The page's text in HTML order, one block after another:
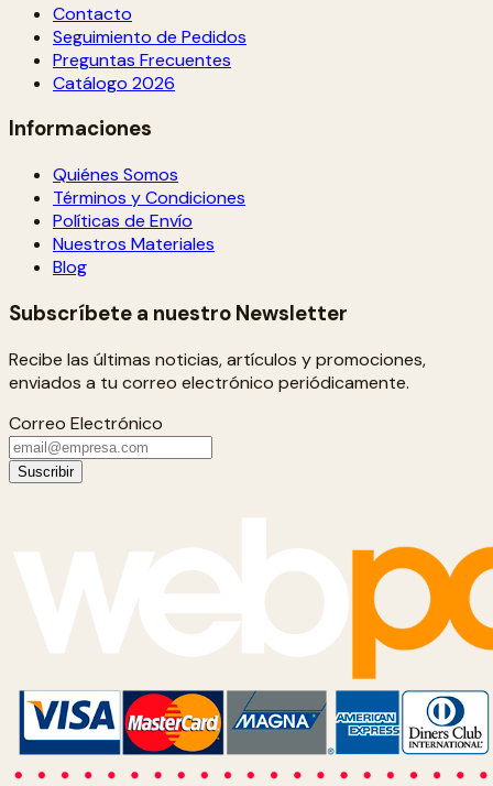
Contacto
Seguimiento de Pedidos
Preguntas Frecuentes
Catálogo 2026
Informaciones
Quiénes Somos
Términos y Condiciones
Políticas de Envío
Nuestros Materiales
Blog
Subscríbete a nuestro Newsletter
Recibe las últimas noticias, artículos y promociones,
enviados a tu correo electrónico periódicamente.
Correo Electrónico
Suscribir